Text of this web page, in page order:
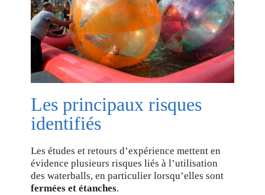
Les principaux risques
identifiés
Les études et retours d’expérience mettent en
évidence plusieurs risques liés à l’utilisation
des waterballs, en particulier lorsqu’elles sont
fermées et étanches.